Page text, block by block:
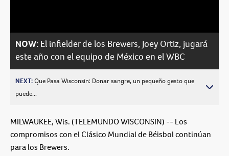
NOW: El infielder de los Brewers, Joey Ortiz, jugará
este año con el equipo de México en el WBC
NEXT:Que Pasa Wisconsin: Donar sangre, un pequeño gesto que
puede...
MILWAUKEE, Wis. (TELEMUNDO WISCONSIN) -- Los
compromisos con el Clásico Mundial de Béisbol continúan
para los Brewers.